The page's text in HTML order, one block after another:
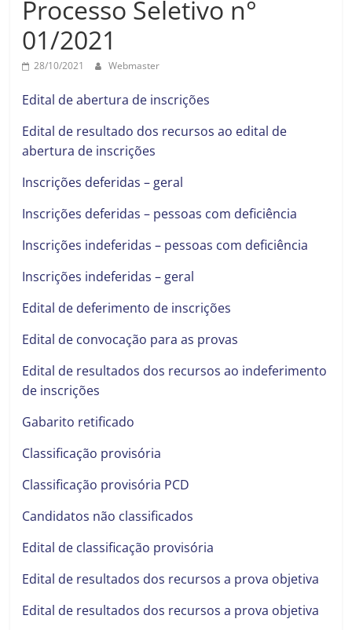
Prefeitura
Estância
Turística
Guaratinguetá
Processo Seletivo n°
01/2021
28/10/2021 Webmaster
Edital de abertura de inscrições
Edital de resultado dos recursos ao edital de
abertura de inscrições
Inscrições deferidas – geral
Inscrições deferidas – pessoas com deficiência
Inscrições indeferidas – pessoas com deficiência
Inscrições indeferidas – geral
Edital de deferimento de inscrições
Edital de convocação para as provas
Edital de resultados dos recursos ao indeferimento
de inscrições
Gabarito retificado
Classificação provisória
Classificação provisória PCD
Candidatos não classificados
Edital de classificação provisória
Edital de resultados dos recursos a prova objetiva
Edital de resultados dos recursos a prova objetiva